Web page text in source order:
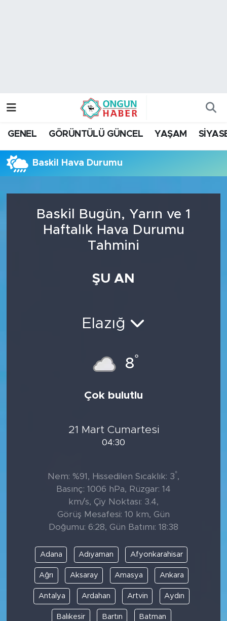
GENEL GÖRÜNTÜLÜ GÜNCEL YAŞAM
Baskil Hava Durumu
Baskil Bugün, Yarın ve 1
Haftalık Hava Durumu
Tahmini
ŞU AN
Elazığ
8°
Çok bulutlu
21 Mart Cumartesi
04:30
Nem: %91, Hissedilen Sıcaklık: 3°,
Basınç: 1006 hPa, Rüzgar: 14
km/s, Çiy Noktası: 3.4,
Görüş Mesafesi: 10 km, Gün
Doğumu: 6:28, Gün Batımı: 18:38
Adana Adıyaman Afyonkarahisar
Ağrı Aksaray Amasya Ankara
Antalya Ardahan Artvin Aydın
Balıkesir Bartın Batman
Trafik Durumu
Tüm Manşetler
Son Dakika Haberleri
Haber Arşivi